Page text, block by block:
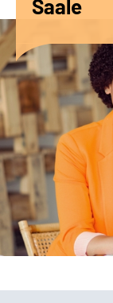
Karriere
Sozialdienste &
Suche
Leichte
Saale